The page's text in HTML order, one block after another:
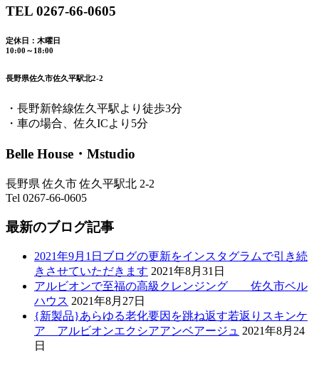
TEL 0267-66-0605
定休日：木曜日
10:00～18:00
長野県佐久市佐久平駅北2-2
・長野新幹線佐久平駅より徒歩3分
・車の場合、佐久ICより5分
Belle House・Mstudio
長野県 佐久市 佐久平駅北 2-2
Tel 0267-66-0605
最新のブログ記事
2021年9月1日ブログの更新をインスタグラムで引き続
きさせていただきます 2021年8月31日
アルビオンで至福の高級クレンジング 佐久市ベル
ハウス 2021年8月27日
{新製品}あらゆる老化要因を跳ね返す若返りスキンケ
ア アルビオンエクシアアンベアージュ 2021年8月24
日